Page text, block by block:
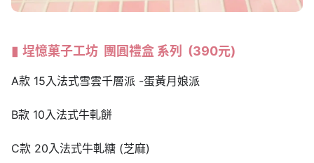
埕憶菓子工坊 團圓禮盒 系列 (390元)
A款 15入法式雪雲千層派 -蛋黃月娘派
B款 10入法式牛軋餅
C款 20入法式牛軋糖 (芝麻)